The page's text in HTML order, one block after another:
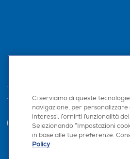
Trova negozioCi serviamo di queste
navigazione, per
interessi, fornirti funzionalità
Selezionando “Impostazioni
in base alle tue preferenze.
Policy